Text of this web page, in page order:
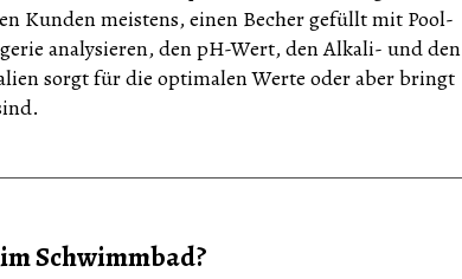
Kunden meistens, einen Becher gefüllt mit Pool-
analysieren, den pH-Wert, den Alkali- und den
sorgt für die optimalen Werte oder aber bringt
Schwimmbad?